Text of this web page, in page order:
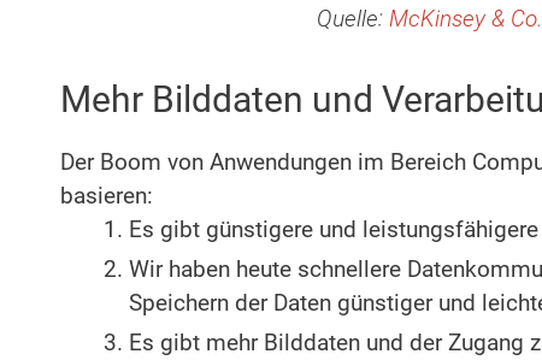
Quelle: McKinsey & Co.
Mehr Bilddaten und
Der Boom von Anwendungen im Bereich
basieren:
Es gibt günstigere und
Wir haben heute schnellere
Speichern der Daten günstiger und
Es gibt mehr Bilddaten und der Zugang